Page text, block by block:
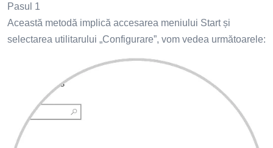
Pasul 1
Această metodă implică accesarea meniului Start și
selectarea utilitarului „Configurare”, vom vedea următoarele: